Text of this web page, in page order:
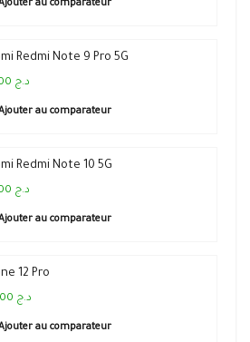
au comparateur
Redmi Note 9 Pro 5G
19,000 د.ج
au comparateur
Redmi Note 10 5G
18,000 د.ج
au comparateur
12 Pro
70,000 د.ج
au comparateur